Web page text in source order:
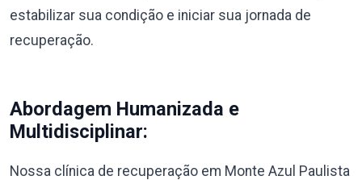
estabilizar sua condição e iniciar sua jornada de
recuperação.
Abordagem Humanizada e
Multidisciplinar:
Nossa clínica de recuperação em Monte Azul Paulista